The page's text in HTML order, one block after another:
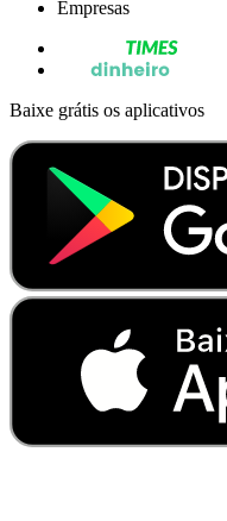
Empresas
Baixe grátis os aplicativos